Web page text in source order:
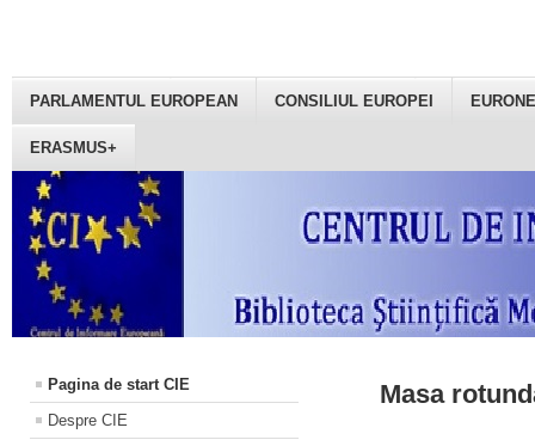
PARLAMENTUL EUROPEAN CONSILIUL EUROPEI
ERASMUS+
Pagina de start CIE
Despre CIE
Masa